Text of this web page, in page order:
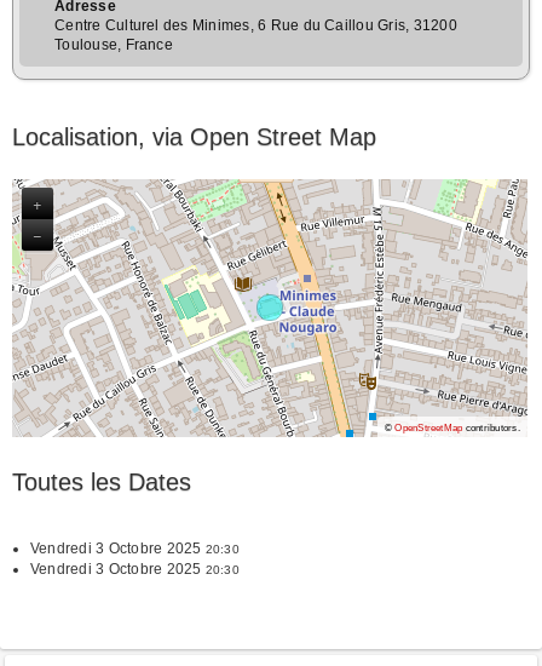
Adresse
Centre Culturel des Minimes, 6 Rue du Caillou Gris, 31200
Toulouse, France
Localisation, via Open Street Map
+
−
©OpenStreetMap contributors.
Toutes les Dates
Vendredi 3 Octobre 2025 20:30
Vendredi 3 Octobre 2025 20:30